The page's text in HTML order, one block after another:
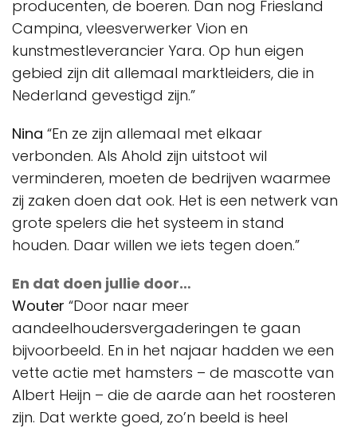
producenten, de boeren. Dan nog Friesland
Campina, vleesverwerker Vion en
kunstmestleverancier Yara. Op hun eigen
gebied zijn dit allemaal marktleiders, die in
Nederland gevestigd zijn.”
Nina “En ze zijn allemaal met elkaar
verbonden. Als Ahold zijn uitstoot wil
verminderen, moeten de bedrijven waarmee
zij zaken doen dat ook. Het is een netwerk van
grote spelers die het systeem in stand
houden. Daar willen we iets tegen doen.”
En dat doen jullie door…
Wouter “Door naar meer
aandeelhoudersvergaderingen te gaan
bijvoorbeeld. En in het najaar hadden we een
vette actie met hamsters – de mascotte van
Albert Heijn – die de aarde aan het roosteren
zijn. Dat werkte goed, zo’n beeld is heel